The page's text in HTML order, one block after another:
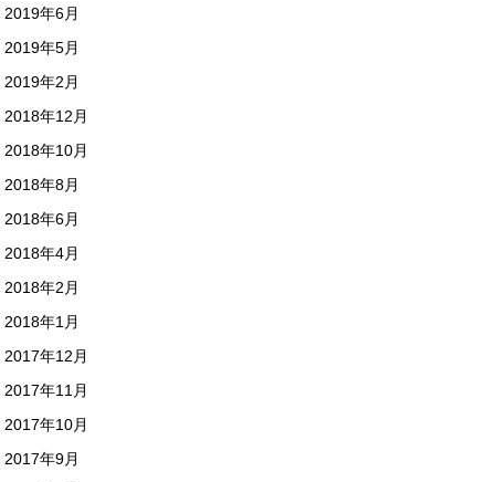
2019年6月
2019年5月
2019年2月
2018年12月
2018年10月
2018年8月
2018年6月
2018年4月
2018年2月
2018年1月
2017年12月
2017年11月
2017年10月
2017年9月